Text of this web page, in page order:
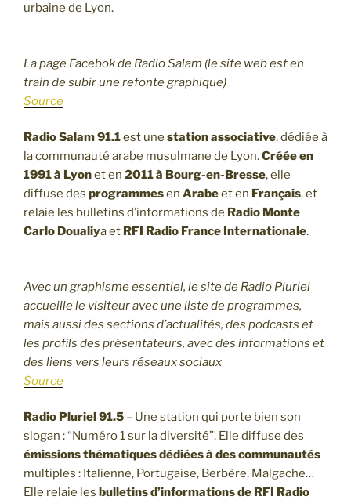
urbaine de Lyon.
La page Facebok de Radio Salam (le site web est en
train de subir une refonte graphique)
Source
Radio Salam 91.1est une station associative, dédiée à
la communauté arabe musulmane de Lyon.Créée en
1991 à Lyonet en 2011 à Bourg-en-Bresse, elle
diffuse des programmesen Arabeet en Français, et
relaie les bulletins d’informations de Radio Monte
Carlo Doualiya et RFI Radio France Internationale.
Avec un graphisme essentiel, le site de Radio Pluriel
accueille le visiteur avec une liste de programmes,
mais aussi des sections d’actualités, des podcasts et
les profils des présentateurs, avec des informations et
des liens vers leurs réseaux sociaux
Source
Radio Pluriel 91.5 – Une station qui porte bien son
slogan : “Numéro 1 sur la diversité”. Elle diffuse des
émissions thématiquesdédiées à des communautés
multiples : Italienne, Portugaise, Berbère, Malgache…
Elle relaie les bulletins d’informations de RFI Radio